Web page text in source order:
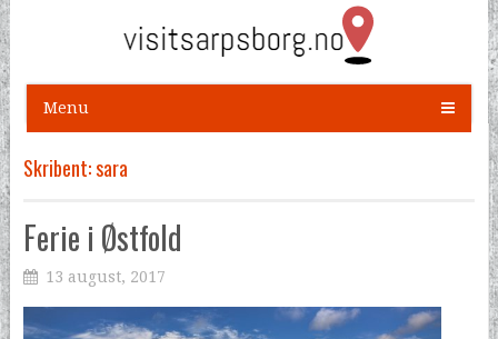
Menu
Skribent:sara
Ferie i Østfold
13 august, 2017